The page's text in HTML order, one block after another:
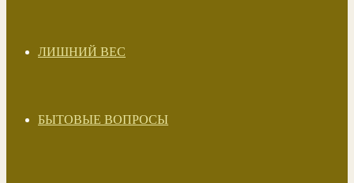
ЛИШНИЙ ВЕС
БЫТОВЫЕ ВОПРОСЫ